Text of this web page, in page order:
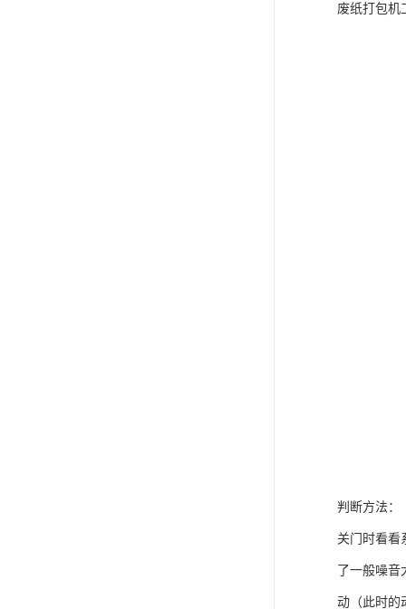
废纸打包机
判断方法：
关门时看看
了一般噪
动（此时的